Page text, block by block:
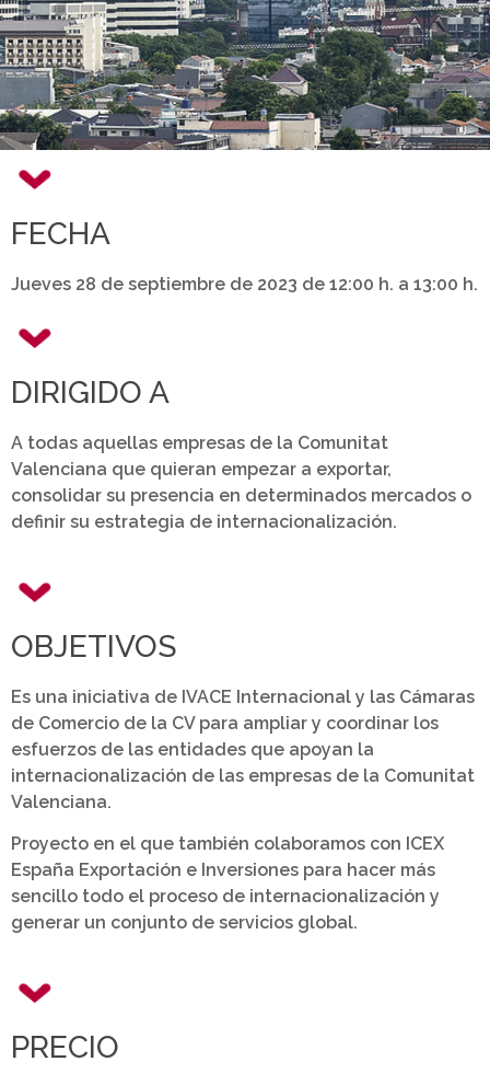
FECHA
Jueves 28 de septiembre de 2023 de 12:00 h. a 13:00 h.
DIRIGIDO A
A todas aquellas empresas de la Comunitat
Valenciana que quieran empezar a exportar,
consolidar su presencia en determinados mercados o
definir su estrategia de internacionalización.
OBJETIVOS
Es una iniciativa de IVACE Internacional y las Cámaras
de Comercio de la CV para ampliar y coordinar los
esfuerzos de las entidades que apoyan la
internacionalización de las empresas de la Comunitat
Valenciana.
Proyecto en el que también colaboramos con ICEX
España Exportación e Inversiones para hacer más
sencillo todo el proceso de internacionalización y
generar un conjunto de servicios global.
PRECIO